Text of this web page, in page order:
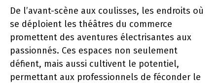
De l’avant-scène aux coulisses, les endroits où
se déploient les théâtres du commerce
promettent des aventures électrisantes aux
passionnés. Ces espaces non seulement
défient, mais aussi cultivent le potentiel,
permettant aux professionnels de féconder le